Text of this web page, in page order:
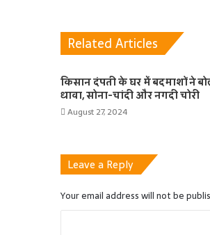
Related Articles
किसान दंपती के घर में बदमाशों ने
धावा, सोना-चांदी और नगदी चोरी
August 27, 2024
Leave a Reply
Your email address will not be